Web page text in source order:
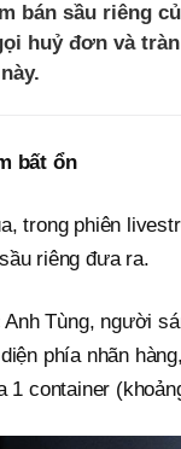
bán sầu riêng
huỷ đơn và
bất ổn
trong phiên
riêng đưa ra.
Anh Tùng, người
phía nhãn
1 container